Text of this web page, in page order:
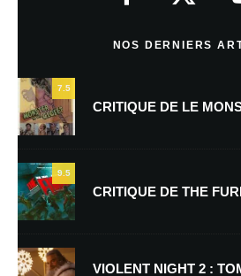
Nom*
NOS DERNIERS
7.5
CRITIQUE DE LE
9.5
CRITIQUE DE THE
VIOLENT NIGHT 2 :